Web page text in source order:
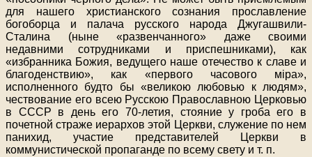
для нашего христианского сознания прославление
богоборца и палача русского народа Джугашвили-
Сталина (ныне «развенчанного» даже своими
недавними сотрудниками и приспешниками), как
«избранника Божия, ведущего наше отечество к славе и
благоденствию», как «первого часового мiра»,
исполненного будто бы «великою любовью к людям»,
чествование его всею Русскою Православною Церковью
в СССР в день его 70-летия, стояние у гроба его в
почетной страже иерархов этой Церкви, служение по нем
панихид, участие представителей Церкви в
коммунистической пропаганде по всему свету и т. п.